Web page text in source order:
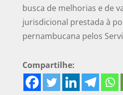
busca de melhorias e de
jurisdicional prestada à
pernambucana pelos
Compartilhe: